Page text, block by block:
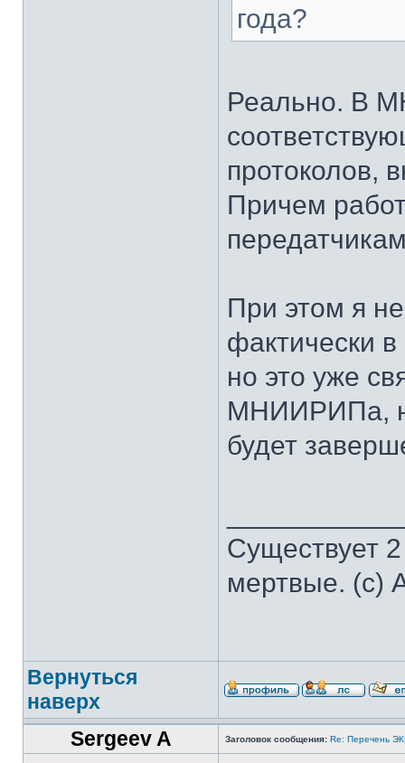
года?
Реально. В
протоколов,
Причем
При этом я
фактически
но это уже
МНИИРИПа,
будет
Существует
мертвые. (с)
Вернуться
наверх
Sergeev A
Заголовок сообщения: Re: Перечень